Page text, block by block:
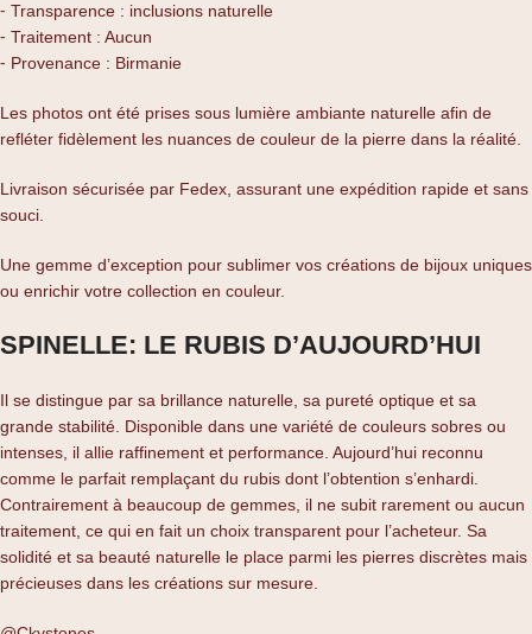
⁃ Transparence : inclusions naturelle
⁃ Traitement : Aucun
⁃ Provenance : Birmanie
Les photos ont été prises sous lumière ambiante naturelle afin de
refléter fidèlement les nuances de couleur de la pierre dans la réalité.
Livraison sécurisée par Fedex, assurant une expédition rapide et sans
souci.
Une gemme d’exception pour sublimer vos créations de bijoux uniques
ou enrichir votre collection en couleur.
SPINELLE: LE RUBIS D’AUJOURD’HUI
Il se distingue par sa brillance naturelle, sa pureté optique et sa
grande stabilité. Disponible dans une variété de couleurs sobres ou
intenses, il allie raffinement et performance. Aujourd’hui reconnu
comme le parfait remplaçant du rubis dont l’obtention s’enhardi.
Contrairement à beaucoup de gemmes, il ne subit rarement ou aucun
traitement, ce qui en fait un choix transparent pour l’acheteur. Sa
solidité et sa beauté naturelle le place parmi les pierres discrètes mais
précieuses dans les créations sur mesure.